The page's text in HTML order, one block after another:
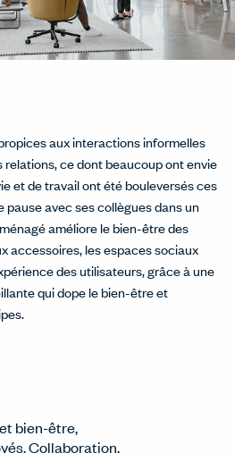
aux interactions informelles
ce dont beaucoup ont envie
et de travail ont été bouleversés ces
pause avec ses collègues dans un
améliore le bien-être des
accessoires, les espaces sociaux
des utilisateurs, grâce à une
qui dope le bien-être et
bien-être
Collaboration